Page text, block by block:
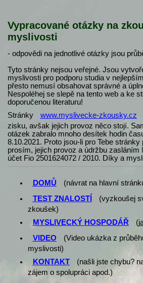
Vypracované otázky na
myslivosti
- odpovědi na jednotlivé otázky jsou
Tyto stránky nejsou veřejné. Jsou
myslivosti pro podporu studia v
přesto nemusí obsahovat správné a
Nespoléhej se slepě na tento web a ke
doporučenou literaturu!
Stránky
www.myslivecke-zkousky.cz
zisku, avšak jejich provoz něco stojí.
otázek zabralo mnoho desítek hodin
8.10.2021. Proto jsou-li pro Tebe stránky
prosím, jejich provoz a údržbu zasláním
účet Fio 2501624072 / 2010. Díky a
DOMŮ
(návrat na hlavní
TEST ZNALOSTÍ
(vyzkoušej
zkoušek)
MYSLIVECKÝ HOSPODÁŘ
(
VIDEO
(Video ukázka z
myslivosti)
KONTAKT
(našli jste chybu?
zájem o spolupráci apod.)